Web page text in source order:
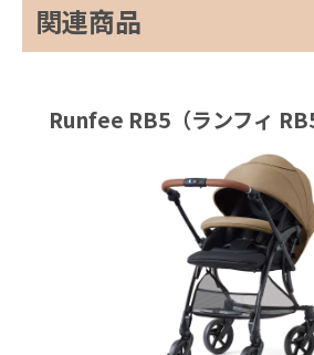
関連商品
Runfee RB5（ランフィ